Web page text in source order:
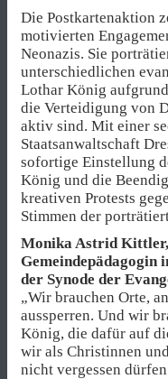
Die Postkartenaktion
motivierten
Neonazis. Sie
unterschiedlichen
Lothar König
die Verteidigung von
aktiv sind. Mit einer
Staatsanwaltschaft
sofortige Einstellung
König und die
kreativen Protests
Stimmen der
Monika Astrid
der Synode der
„Wir brauchen Orte,
aussperren. Und wir
König, die dafür auf
wir als Christinnen
nicht vergessen